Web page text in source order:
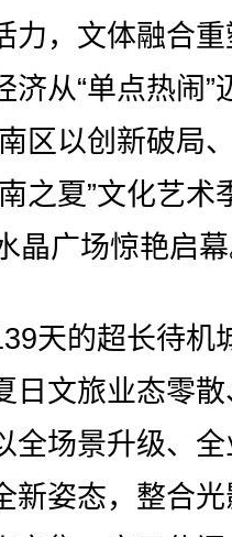
，文体融合重
从“单点热闹”
区以创新破局
之夏”文化艺术
晶广场惊艳启
天的超长待机
日文旅业态零
全场景升级、
新姿态，整合